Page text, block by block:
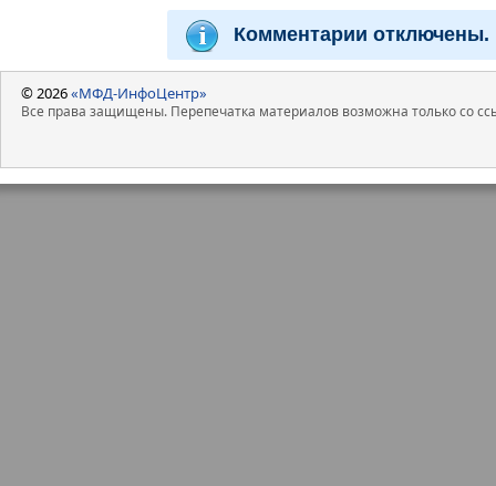
Комментарии отключены.
© 2026«МФД-ИнфоЦентр»
Все права защищены. Перепечатка материалов возможна только со